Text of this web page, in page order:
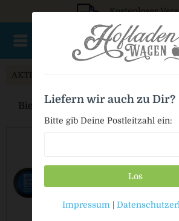
Kostenloser
AKTIONSWARE
Bier Fässer online kaufen
1 Stück
Liefern wir auch zu Dir?
Bitte gib Deine Postleitzahl ein:
Los
Impressum |